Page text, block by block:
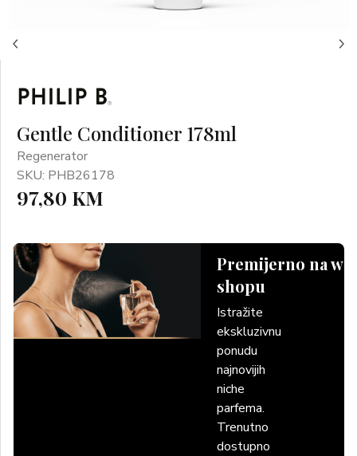
Gentle Conditioner 178ml
Regenerator
SKU: PHB26178
97,80 KM
Premijerno na
shopu
Istražite
ekskluzivnu
ponudu
najnovijih
niche
parfema.
Trenutno
dostupno